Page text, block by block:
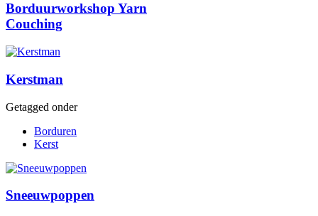
Borduurworkshop Yarn
Couching
Kerstman
Getagged onder
Borduren
Kerst
Sneeuwpoppen